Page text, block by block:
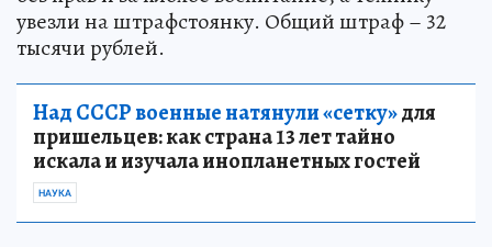
увезли на штрафстоянку. Общий штраф – 32
тысячи рублей.
Над СССР военные натянули «сетку»для
пришельцев: как страна 13 лет тайно
искала и изучала инопланетных гостей
НАУКА